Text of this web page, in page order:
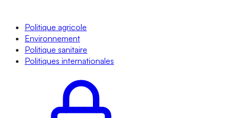
Politique agricole
Environnement
Politique sanitaire
Politiques internationales